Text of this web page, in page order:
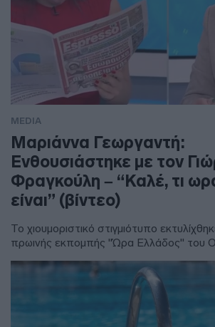
MEDIA
Μαριάννα Γεωργαντή:
Ενθουσιάστηκε με τον
Φραγκούλη – “Καλέ, τι
είναι” (βίντεο)
Το χιουμοριστικό στιγμιότυπο
πρωινής εκπομπής "Ώρα Ελλάδος" του